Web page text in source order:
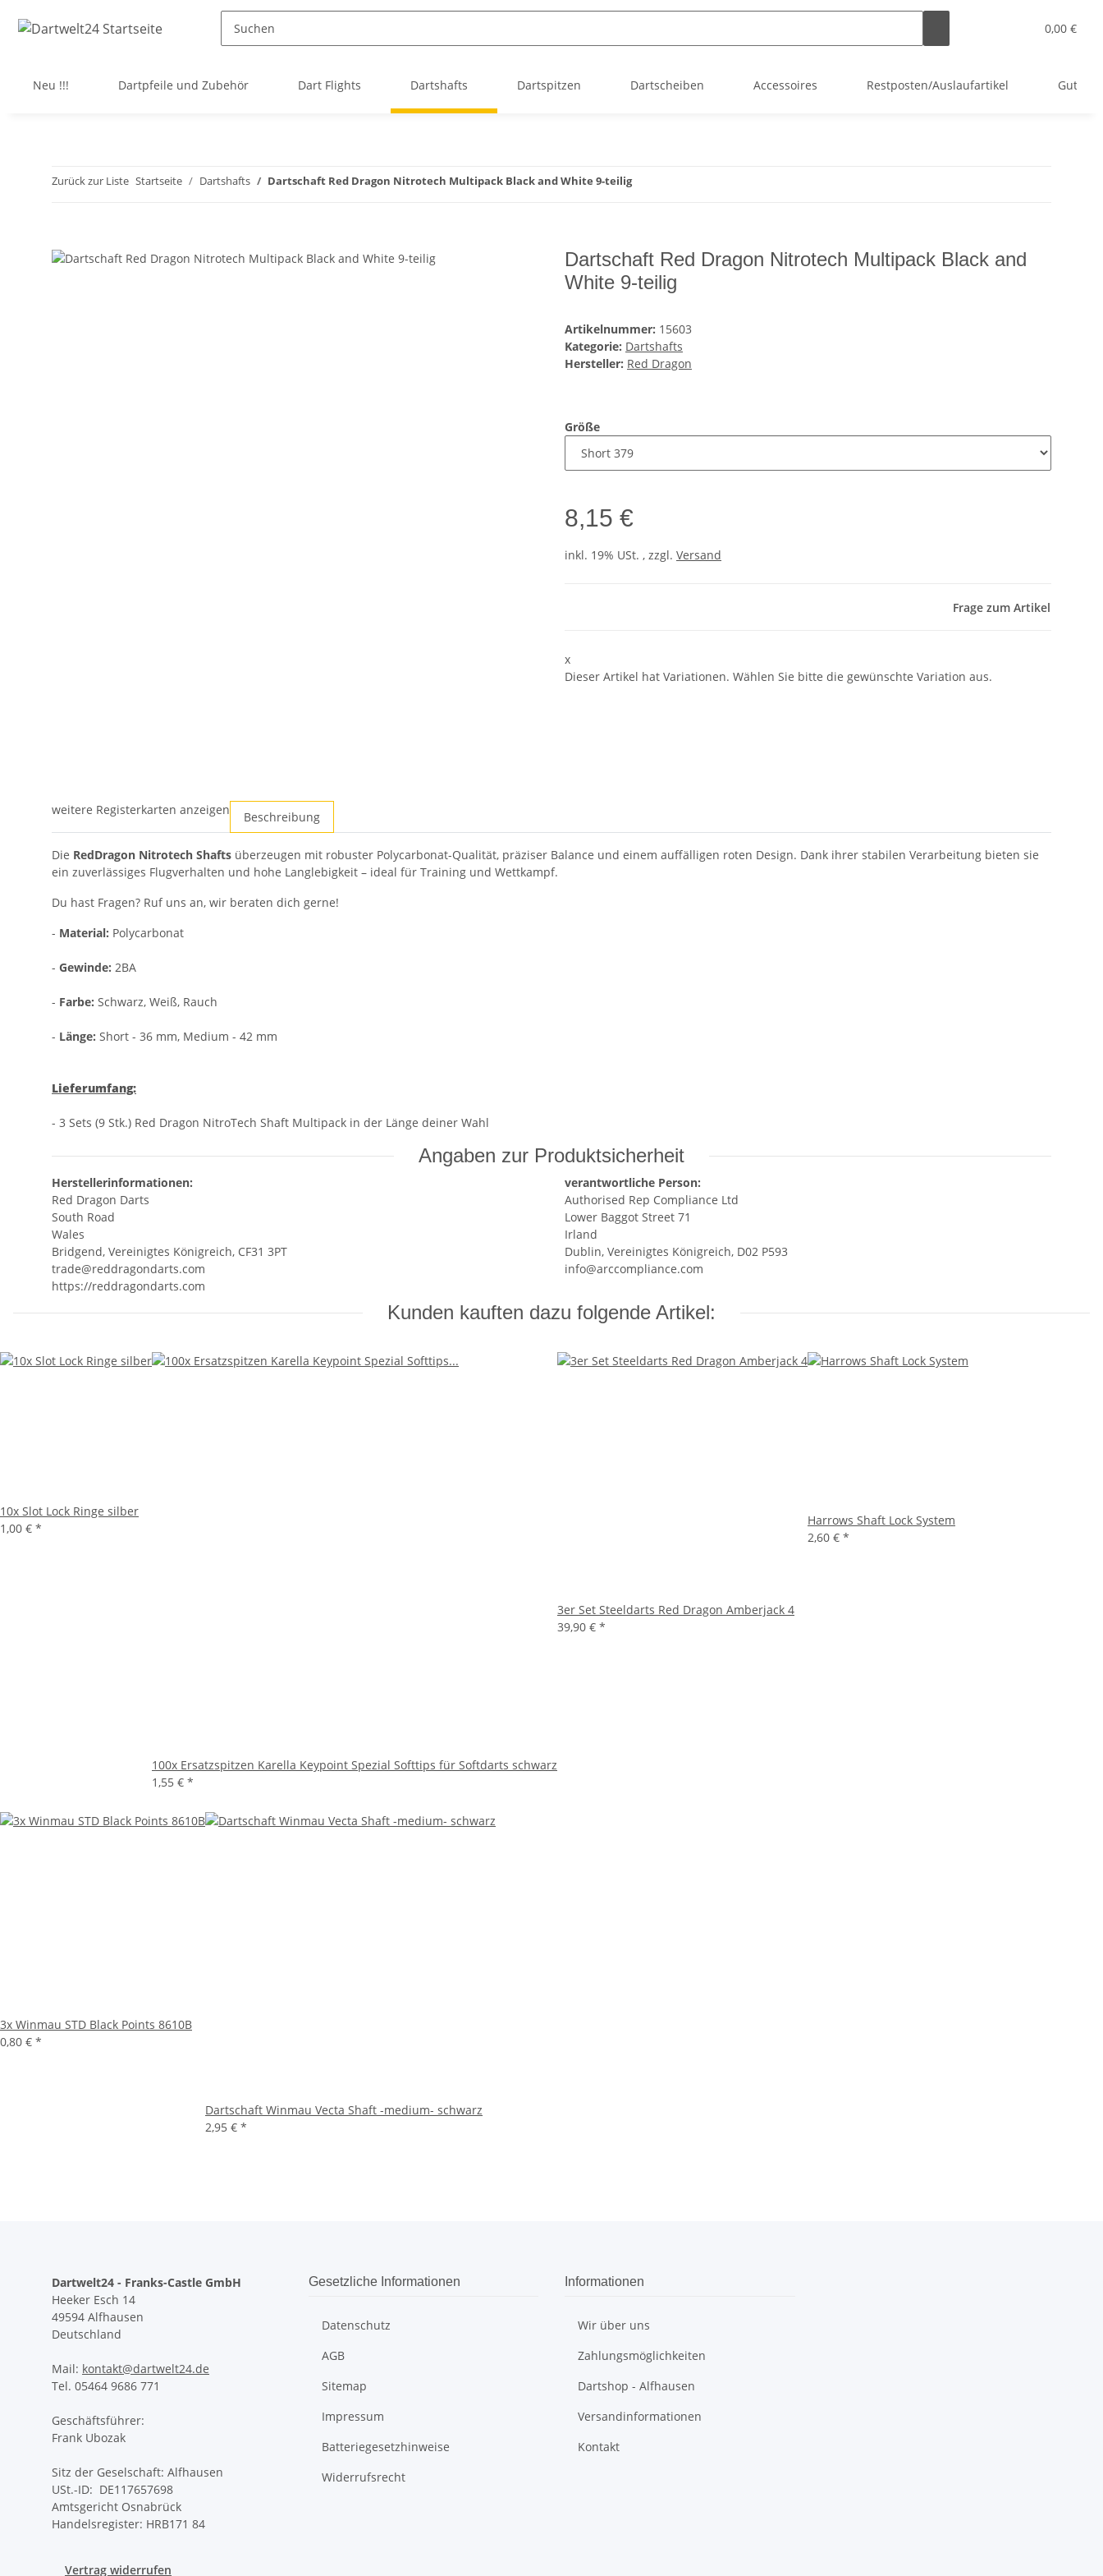
0,00 €
Neu !!! Dartpfeile und Zubehör Dart Flights Dartshafts Dartspitzen Dartscheiben Accessoires Restposten/Auslaufartikel
Zurück zur Liste Startseite Dartshafts Dartschaft Red Dragon Nitrotech Multipack Black and White 9-teilig
Dartschaft Red Dragon Nitrotech Multipack Black and
White 9-teilig
Artikelnummer: 15603
Kategorie: Dartshafts
Hersteller: Red Dragon
Größe
8,15 €
inkl. 19% USt. , zzgl. Versand
Frage zum Artikel
x
Dieser Artikel hat Variationen. Wählen Sie bitte die gewünschte Variation aus.
weitere Registerkarten anzeigen Beschreibung
Die RedDragon Nitrotech Shafts überzeugen mit robuster Polycarbonat-Qualität, präziser Balance und einem auffälligen roten Design. Dank ihrer stabilen Verarbeitung bieten sie
ein zuverlässiges Flugverhalten und hohe Langlebigkeit – ideal für Training und Wettkampf.
Du hast Fragen? Ruf uns an, wir beraten dich gerne!
- Material: Polycarbonat
- Gewinde: 2BA
- Farbe: Schwarz, Weiß, Rauch
- Länge: Short - 36 mm, Medium - 42 mm
Lieferumfang:
- 3 Sets (9 Stk.) Red Dragon NitroTech Shaft Multipack in der Länge deiner Wahl
Angaben zur Produktsicherheit
Herstellerinformationen:
Red Dragon Darts
South Road
Wales
Bridgend, Vereinigtes Königreich, CF31 3PT
trade@reddragondarts.com
https://reddragondarts.com
verantwortliche Person:
Authorised Rep Compliance Ltd
Lower Baggot Street 71
Irland
Dublin, Vereinigtes Königreich, D02 P593
info@arccompliance.com
Kunden kauften dazu folgende Artikel:
10x Slot Lock Ringe silber
1,00 € *
100x Ersatzspitzen Karella Keypoint Spezial Softtips für Softdarts schwarz
1,55 € *
3er Set Steeldarts Red Dragon Amberjack 4
39,90 € *
Harrows Shaft Lock System
2,60 € *
3x Winmau STD Black Points 8610B
0,80 € *
Dartschaft Winmau Vecta Shaft -medium- schwarz
2,95 € *
Dartwelt24 - Franks-Castle GmbH
Heeker Esch 14
49594 Alfhausen
Deutschland
Mail: kontakt@dartwelt24.de
Tel. 05464 9686 771
Geschäftsführer:
Frank Ubozak
Sitz der Geselschaft: Alfhausen
USt.-ID: DE117657698
Amtsgericht Osnabrück
Handelsregister: HRB171 84
Gesetzliche Informationen
Datenschutz
AGB
Sitemap
Impressum
Batteriegesetzhinweise
Widerrufsrecht
Informationen
Wir über uns
Zahlungsmöglichkeiten
Dartshop - Alfhausen
Versandinformationen
Kontakt
Vertrag widerrufen